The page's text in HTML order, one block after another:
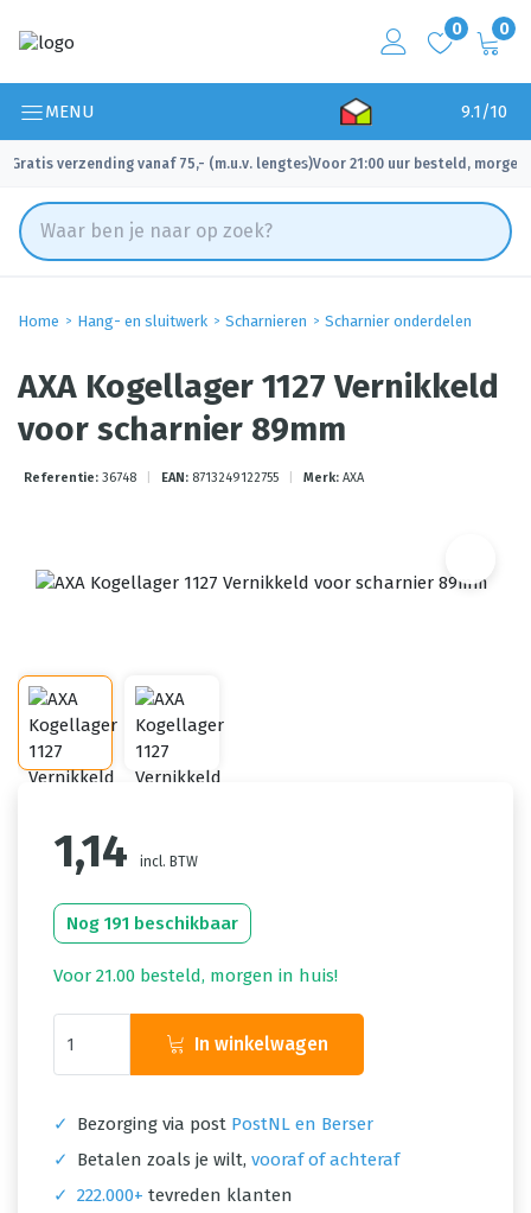
0 0
MENU 9.1/10
Gratis verzending vanaf 75,- (m.u.v. lengtes)
✓ Voor 21:00 uur besteld, morgen
Home Hang- en sluitwerk Scharnieren Scharnier onderdelen
AXA Kogellager 1127 Vernikkeld
voor scharnier 89mm
Referentie: 36748 EAN: 8713249122755 Merk: AXA
1,14 incl. BTW
Nog 191 beschikbaar
Voor 21.00 besteld, morgen in huis!
In winkelwagen
✓ Bezorging via post PostNL en Berser
✓
Betalen zoals je wilt, vooraf of achteraf
✓ 222.000+ tevreden klanten